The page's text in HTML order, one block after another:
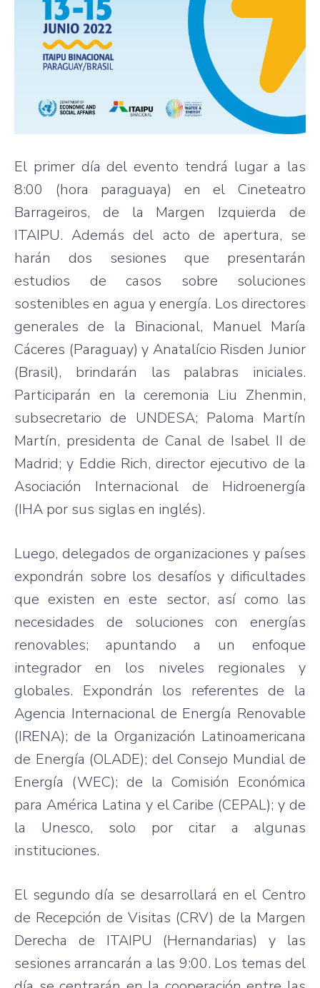
El primer día del evento tendrá lugar a las
8:00 (hora paraguaya) en el Cineteatro
Barrageiros, de la Margen Izquierda de
ITAIPU. Además del acto de apertura, se
harán dos sesiones que presentarán
estudios de casos sobre soluciones
sostenibles en agua y energía. Los directores
generales de la Binacional, Manuel María
Cáceres (Paraguay) y Anatalício Risden Junior
(Brasil), brindarán las palabras iniciales.
Participarán en la ceremonia Liu Zhenmin,
subsecretario de UNDESA; Paloma Martín
Martín, presidenta de Canal de Isabel II de
Madrid; y Eddie Rich, director ejecutivo de la
Asociación Internacional de Hidroenergía
(IHA por sus siglas en inglés).
Luego, delegados de organizaciones y países
expondrán sobre los desafíos y dificultades
que existen en este sector, así como las
necesidades de soluciones con energías
renovables; apuntando a un enfoque
integrador en los niveles regionales y
globales. Expondrán los referentes de la
Agencia Internacional de Energía Renovable
(IRENA); de la Organización Latinoamericana
de Energía (OLADE); del Consejo Mundial de
Energía (WEC); de la Comisión Económica
para América Latina y el Caribe (CEPAL); y de
la Unesco, solo por citar a algunas
instituciones.
El segundo día se desarrollará en el Centro
de Recepción de Visitas (CRV) de la Margen
Derecha de ITAIPU (Hernandarias) y las
sesiones arrancarán a las 9:00. Los temas del